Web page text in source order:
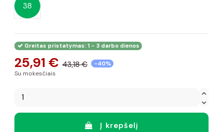
38
Greitas pristatymas: 1 - 3 darbo dienos
25,91 € 43,18 € -40%
Su mokesčiais
Į krepšelį